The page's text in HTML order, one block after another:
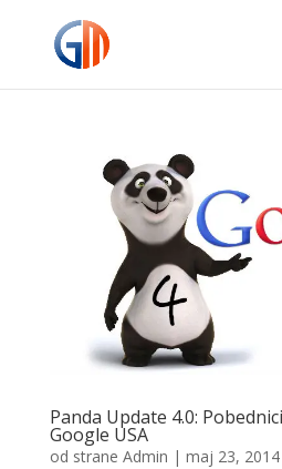
Panda Update 4.0:
Google USA
od strane Admin | maj 23, 2014